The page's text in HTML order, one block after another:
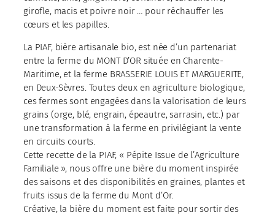
girofle, macis et poivre noir … pour réchauffer les
cœurs et les papilles.
La PIAF, bière artisanale bio, est née d’un partenariat
entre la ferme du MONT D’OR située en Charente-
Maritime, et la ferme BRASSERIE LOUIS ET MARGUERITE,
en Deux-Sèvres. Toutes deux en agriculture biologique,
ces fermes sont engagées dans la valorisation de leurs
grains (orge, blé, engrain, épeautre, sarrasin, etc.) par
une transformation à la ferme en privilégiant la vente
en circuits courts.
Cette recette de la PIAF, « Pépite Issue de l’Agriculture
Familiale », nous offre une bière du moment inspirée
des saisons et des disponibilités en graines, plantes et
fruits issus de la ferme du Mont d’Or.
Créative, la bière du moment est faite pour sortir des